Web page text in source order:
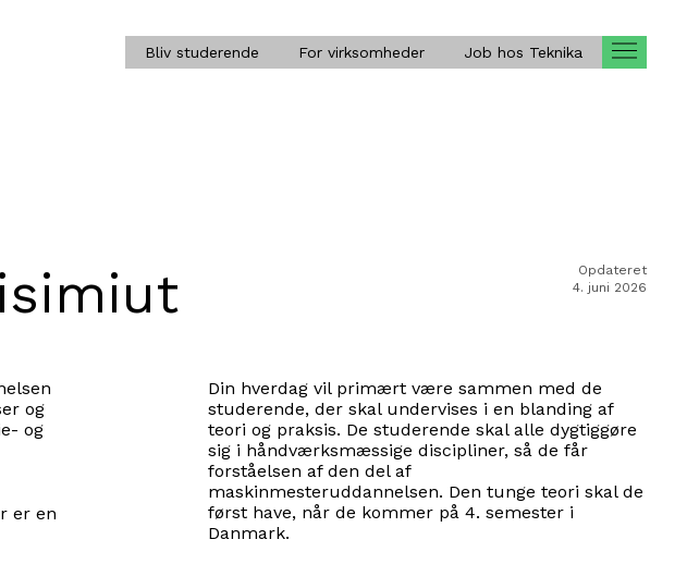
Bliv studerende For virksomheder Job hos Teknika
Open
menu
Opdateret
4. juni 2026
og
og
er en
Din hverdag vil primært være sammen med de
studerende, der skal undervises i en blanding af
teori og praksis. De studerende skal alle dygtiggøre
sig i håndværksmæssige discipliner, så de får
forståelsen af den del af
maskinmesteruddannelsen. Den tunge teori skal de
først have, når de kommer på 4. semester i
Danmark.